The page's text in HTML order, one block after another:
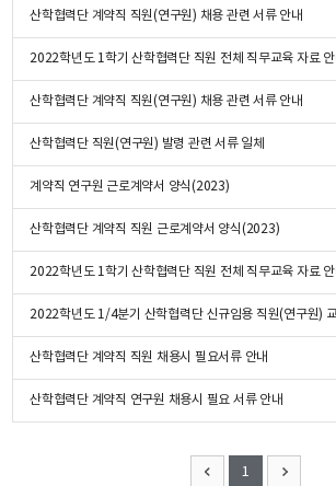
산학협력단 계약직 직원(연구원) 채용 관련 서류 안내
2022학년도 1학기 산학협력단 직원 전체 직무교육 자료 안
산학협력단 계약직 직원(연구원) 채용 관련 서류 안내
산학협력단 직원(연구원) 발령 관련 서류 일체
계약직 연구원 근로계약서 양식(2023)
산학협력단 계약직 직원 근로계약서 양식(2023)
2022학년도 1학기 산학협력단 직원 전체 직무교육 자료 안
2022학년도 1/4분기 산학협력단 신규임용 직원(연구원)
산학협력단 계약직 직원 채용시 필요서류 안내
산학협력단 계약직 연구원 채용시 필요 서류 안내
1